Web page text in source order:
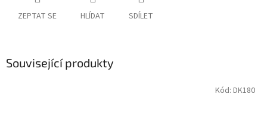
ZEPTAT SE HLÍDAT SDÍLET
Související produkty
Kód: DK180